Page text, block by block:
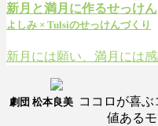
新月と満月に作るせっけん
よしみ × Tulsiのせっけんづくり
新月には願い、満月には
劇団 松本良美 ココロが喜
値あるモ